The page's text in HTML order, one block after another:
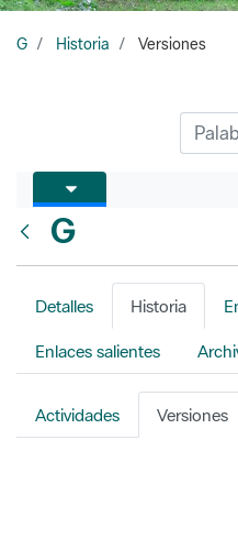
G Historia Versiones
G
Detalles Historia
Enlaces salientes
Actividades Versiones